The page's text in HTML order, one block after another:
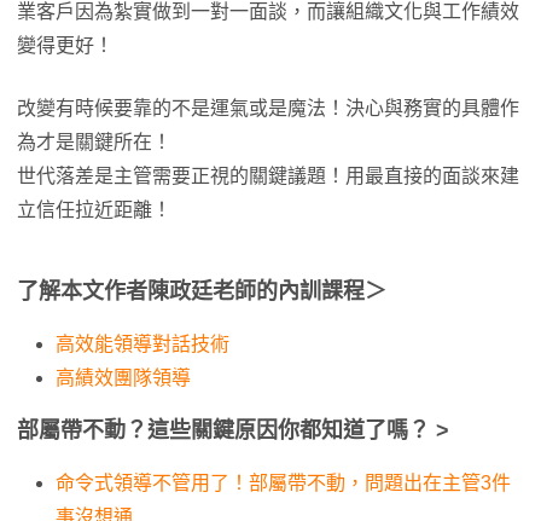
業客戶因為紮實做到一對一面談，而讓組織文化與工作績效
變得更好！
改變有時候要靠的不是運氣或是魔法！決心與務實的具體作
為才是關鍵所在！
世代落差是主管需要正視的關鍵議題！用最直接的面談來建
立信任拉近距離！
了解本文作者陳政廷老師的內訓課程＞
高效能領導對話技術
高績效團隊領導
部屬帶不動？這些關鍵原因你都知道了嗎？ >
命令式領導不管用了！部屬帶不動，問題出在主管3件
事沒想通